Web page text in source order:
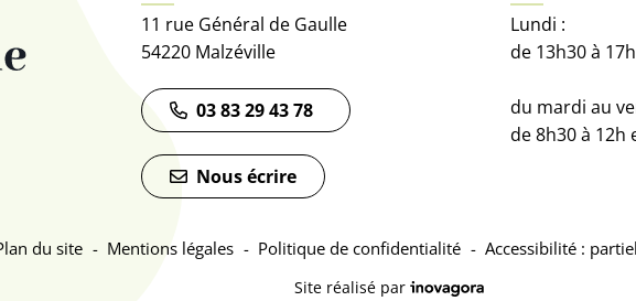
un nouvel onglet)
dans un nouvel onglet)
dans un nouvel onglet)
11 rue Général de Gaulle
54220 Malzéville
03 83 29 43 78
Nous écrire
Lundi :
de 13h30 à 17h
du mardi au
de 8h30 à 12h
du site Mentions légales Politique de confidentialité Accessibilité :
Site réalisé parInovagora (ouverture dans un